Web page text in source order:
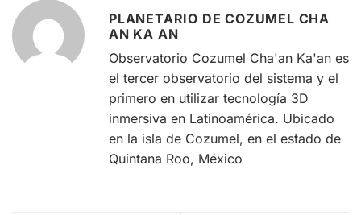
PLANETARIO DE COZUMEL CHA
AN KA AN
Observatorio Cozumel Cha'an Ka'an es
el tercer observatorio del sistema y el
primero en utilizar tecnología 3D
inmersiva en Latinoamérica. Ubicado
en la isla de Cozumel, en el estado de
Quintana Roo, México